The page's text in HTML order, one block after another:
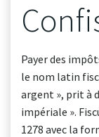
Payer des
le nom latin
argent », prit à
impériale ».
1278 avec la